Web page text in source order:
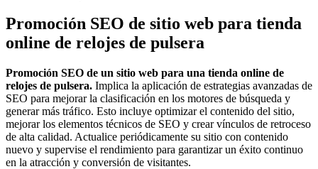
Promoción SEO de sitio web para tienda
online de relojes de pulsera
Promoción SEO de un sitio web para una tienda online de
relojes de pulsera. Implica la aplicación de estrategias avanzadas de
SEO para mejorar la clasificación en los motores de búsqueda y
generar más tráfico. Esto incluye optimizar el contenido del sitio,
mejorar los elementos técnicos de SEO y crear vínculos de retroceso
de alta calidad. Actualice periódicamente su sitio con contenido
nuevo y supervise el rendimiento para garantizar un éxito continuo
en la atracción y conversión de visitantes.